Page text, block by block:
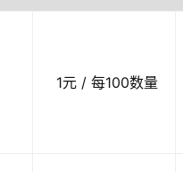
1元 / 每100数量